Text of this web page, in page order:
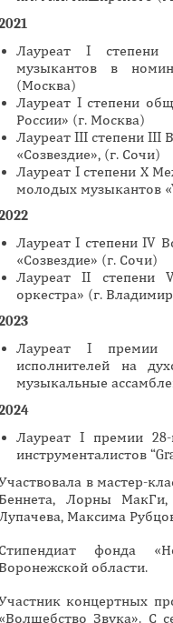
)
Лауреат I степени
музыкантов в
(Москва)
Лауреат I степени
России» (г. Москва)
Лауреат III степени III
«Созвездие», (г. Сочи)
Лауреат I степени Х
молодых музыкантов
Лауреат I степени IV
«Созвездие» (г. Сочи)
Лауреат II степени
оркестра» (г.
Лауреат I премии
исполнителей на
музыкальные
Лауреат I премии
инструменталистов
в мастер-
Беннета, Лорны
Максима
Стипендиат фонда
Воронежской области.
концертных
«Волшебство Звука». С